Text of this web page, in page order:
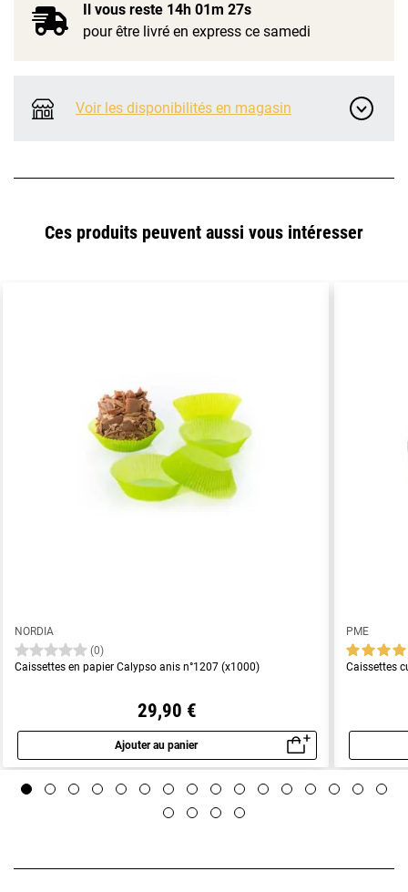
Il vous reste 14h 01m 27s
pour être livré en express ce samedi
Voir les disponibilités en magasin
Ces produits peuvent aussi vous intéresser
NORDIA
(0)
Caissettes en papier Calypso anis n°1207 (x1000)
29,90 €
Ajouter au panier
Aperçu rapide
PME
Caissettes